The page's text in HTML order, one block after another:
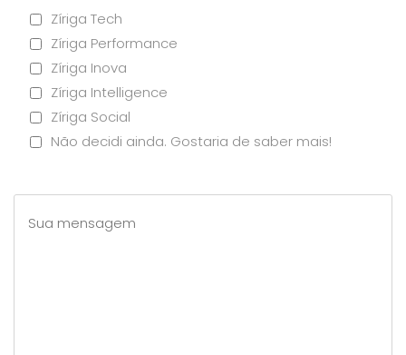
Zíriga Tech
Zíriga Performance
Zíriga Inova
Zíriga Intelligence
Zíriga Social
Não decidi ainda. Gostaria de saber mais!